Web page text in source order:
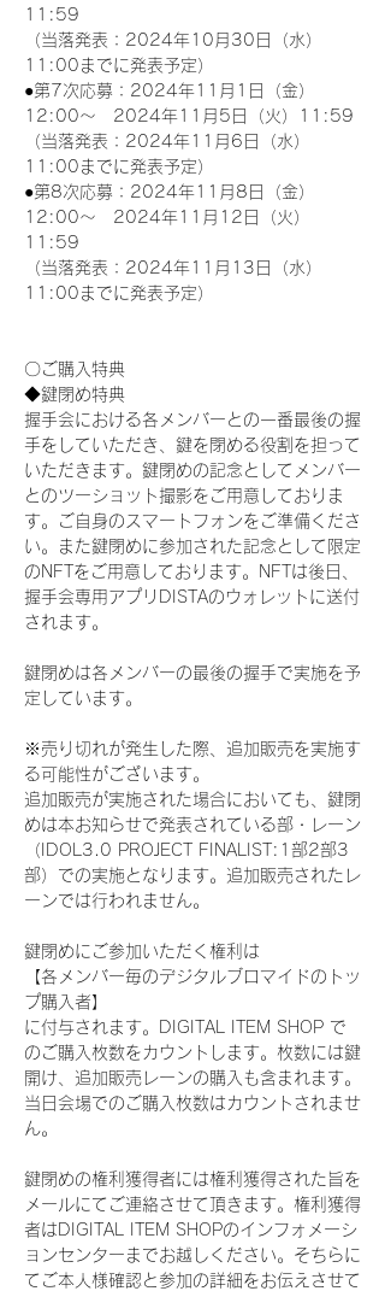
11:59
（当落発表：2024年10月30日（水）
11:00までに発表予定）
●第7次応募：2024年11月1日（金）
12:00～　2024年11月5日（火）11:59
（当落発表：2024年11月6日（水）
11:00までに発表予定）
●第8次応募：2024年11月8日（金）
12:00～　2024年11月12日（火）
11:59
（当落発表：2024年11月13日（水）
11:00までに発表予定）
〇ご購入特典
◆鍵閉め特典
握手会における各メンバーとの一番最後の握
手をしていただき、鍵を閉める役割を担って
いただきます。鍵閉めの記念としてメンバー
とのツーショット撮影をご用意しておりま
す。ご自身のスマートフォンをご準備くださ
い。また鍵閉めに参加された記念として限定
のNFTをご用意しております。NFTは後日、
握手会専用アプリDISTAのウォレットに送付
されます。
鍵閉めは各メンバーの最後の握手で実施を予
定しています。
※売り切れが発生した際、追加販売を実施す
る可能性がございます。
追加販売が実施された場合においても、鍵閉
めは本お知らせで発表されている部・レーン
（IDOL3.0 PROJECT FINALIST:1部2部3
部）での実施となります。追加販売されたレ
ーンでは行われません。
鍵閉めにご参加いただく権利は
【各メンバー毎のデジタルブロマイドのトッ
プ購入者】
に付与されます。DIGITAL ITEM SHOP で
のご購入枚数をカウントします。枚数には鍵
開け、追加販売レーンの購入も含まれます。
当日会場でのご購入枚数はカウントされませ
ん。
鍵閉めの権利獲得者には権利獲得された旨を
メールにてご連絡させて頂きます。権利獲得
者はDIGITAL ITEM SHOPのインフォメーシ
ョンセンターまでお越しください。そちらに
てご本人様確認と参加の詳細をお伝えさせて